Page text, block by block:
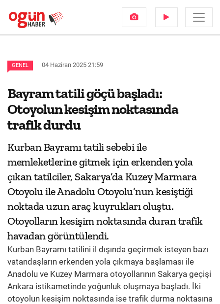
GENEL 04 Haziran 2025 21:59
Bayram tatili göçü başladı:
Otoyolun kesişim noktasında
trafik durdu
Kurban Bayramı tatili sebebi ile
memleketlerine gitmek için erkenden yola
çıkan tatilciler, Sakarya’da Kuzey Marmara
Otoyolu ile Anadolu Otoyolu’nun kesiştiği
noktada uzun araç kuyrukları oluştu.
Otoyolların kesişim noktasında duran trafik
havadan görüntülendi.
Kurban Bayramı tatilini il dışında geçirmek isteyen bazı
vatandaşların erkenden yola çıkmaya başlaması ile
Anadolu ve Kuzey Marmara otoyollarının Sakarya geçişi
Ankara istikametinde yoğunluk oluşmaya başladı. İki
otoyolun kesişim noktasında ise trafik durma noktasına